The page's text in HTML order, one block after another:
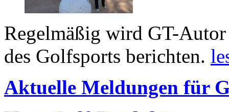
Regelmäßig wird GT-
des Golfsports berichten.
Aktuelle Meldungen für